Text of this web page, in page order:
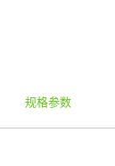
规格参数